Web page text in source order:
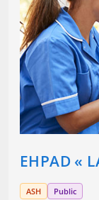
EHPAD «
ASH Public